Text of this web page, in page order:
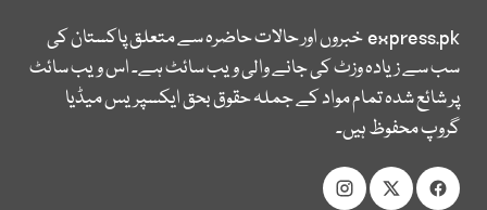
express.pkخبروں اور حالات حاضرہ سے متعلق پاکستان کی
سب سے زیادہ وزٹ کی جانے والی ویب سائٹ ہے۔ اس ویب سائٹ
پر شائع شدہ تمام مواد کے جملہ حقوق بحق ایکسپریس میڈیا
گروپ محفوظ ہیں۔